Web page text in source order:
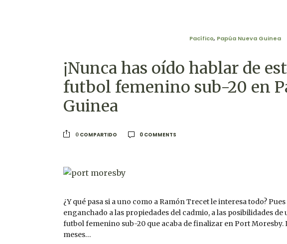
Pacífico, Papúa Nueva Guinea
¡Nunca has oído hablar de
futbol femenino sub-20 en
Guinea
0 COMPARTIDO 0 COMMENTS
¿Y qué pasa si a uno como a Ramón Trecet le interesa todo?
enganchado a las propiedades del cadmio, a las posibilidades
futbol femenino sub-20 que acaba de finalizar en Port Moresby.
meses…